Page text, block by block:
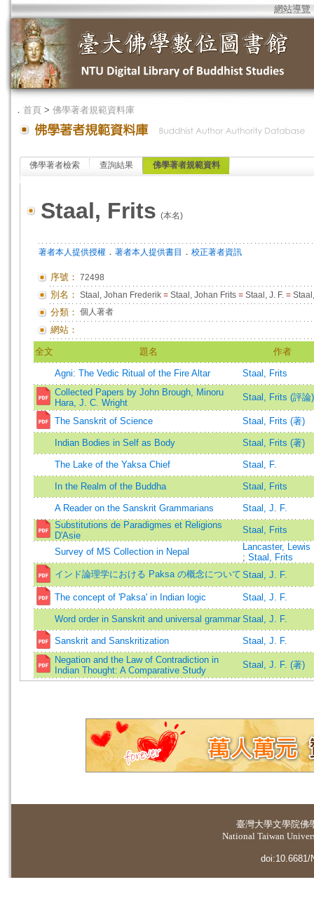
網站導覽
． 首頁 > 佛學著者規範資料庫
佛學著者檢索 查詢結果 佛學著者規範資料
Staal, Frits (本名)
著者本人提供授權 ． 著者本人提供書目 ． 校正著者資訊
序號： 72498
別名： Staal, Johan Frederik = Staal, Johan Frits = Staal, J. F. =
分類： 個人著者
網站：
全文 題名 作者
Agni: The Vedic Ritual of the Fire Altar
Staal, Frits
Collected Papers by John Brough, Minoru
Hara, J. C. Wright
Staal, Frits (評論)
The Sanskrit of Science Staal, Frits (著)
Indian Bodies in Self as Body Staal, Frits (著)
The Lake of the Yaksa Chief Staal, F.
In the Realm of the Buddha Staal, Frits
A Reader on the Sanskrit Grammarians
Staal, J. F.
Substitutions de Paradigmes et Religions
D'Asie
Staal, Frits
Survey of MS Collection in Nepal
Lancaster, Lewis
; Staal, Frits
インド論理学における Paksa の概念について Staal, J. F.
The concept of 'Paksa' in Indian logic Staal, J. F.
Word order in Sanskrit and universal grammar Staal, J. F.
Sanskrit and Sanskritization
Staal, J. F.
Negation and the Law of Contradiction in
Indian Thought: A Comparative Study
Staal, J. F. (著)
臺灣大學文學院佛
National Taiwan
doi:10.6681/